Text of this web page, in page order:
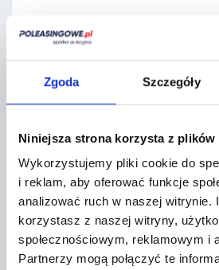
Zgoda Szczegóły
Niniejsza strona korzysta z plików
Wykorzystujemy pliki cookie do
i reklam, aby oferować funkcje
analizować ruch w naszej witrynie.
korzystasz z naszej witryny,
społecznościowym, reklamowym i
Partnerzy mogą połączyć te
Localization:
+
−